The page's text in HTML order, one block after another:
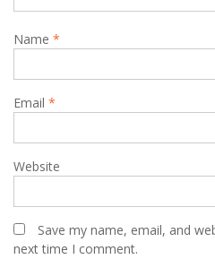
Name *
Email *
Website
Save my name, email, and
next time I comment.